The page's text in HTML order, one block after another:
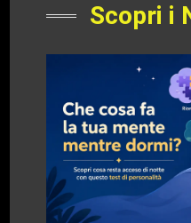
Scopri i